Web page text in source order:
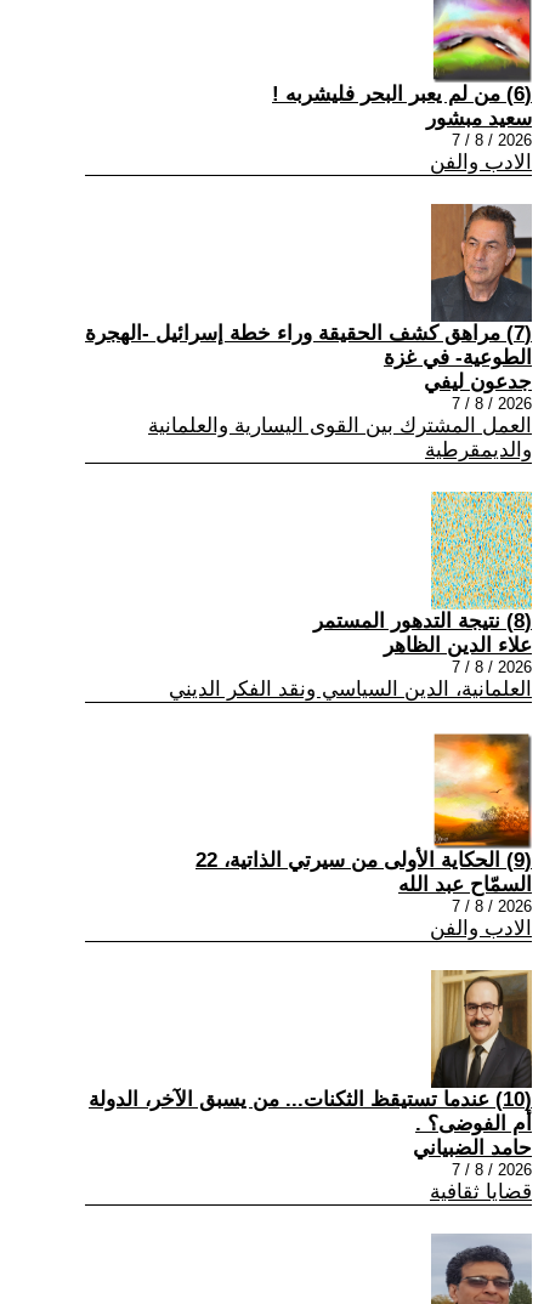
(6) من لم يعبر البحر فليشربه !
سعيد مبشور
2026 / 8 / 7
الادب والفن
(7) مراهق كشف الحقيقة وراء خطة إسرائيل -الهجرة
الطوعية- في غزة
جدعون ليفي
2026 / 8 / 7
العمل المشترك بين القوى اليسارية والعلمانية
والديمقرطية
(8) نتيجة التدهور المستمر
علاء الدين الظاهر
2026 / 8 / 7
العلمانية، الدين السياسي ونقد الفكر الديني
(9) الحكاية الأولى من سيرتي الذاتية، 22
السمّاح عبد الله
2026 / 8 / 7
الادب والفن
(10) عندما تستيقظ الثكنات... من يسبق الآخر، الدولة
أم الفوضى؟ .
حامد الضبياني
2026 / 8 / 7
قضايا ثقافية